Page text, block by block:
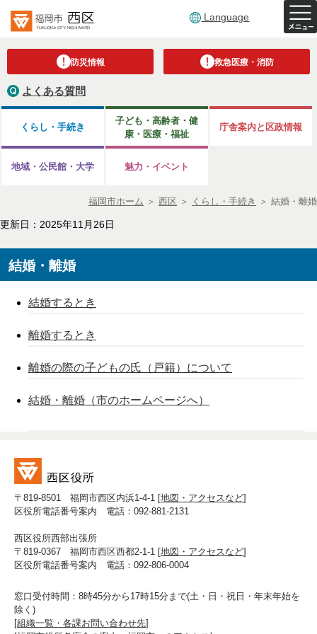
Language
防災情報 救急医療・消防
よくある質問
くらし・手続き
子ども・高齢者・健
康・医療・福祉
庁舎案内と区政情報
地域・公民館・大学 魅力・イベント
福岡市ホーム ＞ 西区 ＞ くらし・手続き ＞ 結婚・離婚
更新日：2025年11月26日
結婚・離婚
結婚するとき
離婚するとき
離婚の際の子どもの氏（戸籍）について
結婚・離婚（市のホームページへ）
〒819-8501 福岡市西区内浜1-4-1 [地図・アクセスなど]
区役所電話番号案内 電話：092-881-2131
西区役所西部出張所
〒819-0367 福岡市西区西都2-1-1 [地図・アクセスなど]
区役所電話番号案内 電話：092-806-0004
窓口受付時間：8時45分から17時15分まで(土・日・祝日・年末年始を
除く)
[組織一覧・各課お問い合わせ先]